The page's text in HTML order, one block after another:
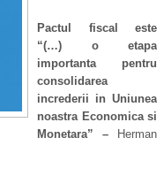
Pactul fiscal este
“(…) o etapa
importanta pentru
consolidarea
increderii in Uniunea
noastra Economica si
Monetara” –
Herman